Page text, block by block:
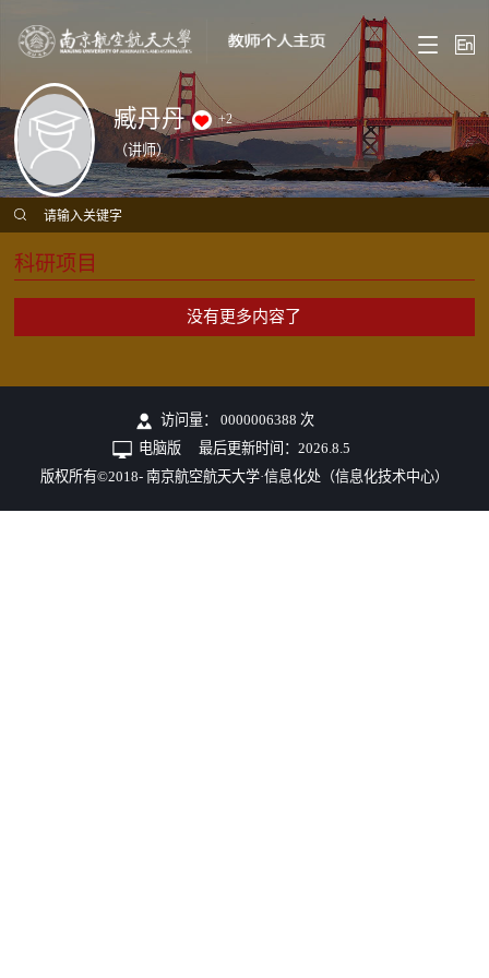
臧丹丹 +2
（讲师）
科研项目
没有更多内容了
访问量： 0000006388 次
电脑版
最后更新时间：2026 .8 .5
版权所有©2018- 南京航空航天大学·信息化处（信息化技术中心）